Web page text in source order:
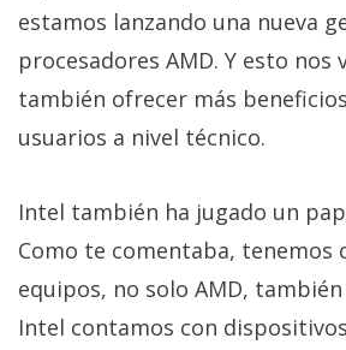
estamos lanzando una nueva
procesadores AMD. Y esto
también ofrecer más
usuarios a nivel técnico.
Intel también ha jugado un
Como te comentaba, tenemos
equipos, no solo AMD, también
Intel contamos con